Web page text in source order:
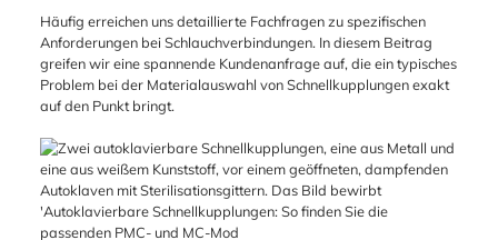
Häufig erreichen uns detaillierte Fachfragen zu spezifischen
Anforderungen bei Schlauchverbindungen. In diesem Beitrag
greifen wir eine spannende Kundenanfrage auf, die ein typisches
Problem bei der Materialauswahl von Schnellkupplungen exakt
auf den Punkt bringt.